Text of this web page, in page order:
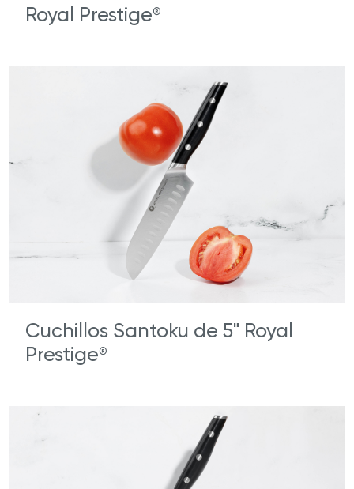
Royal Prestige®
Cuchillos Santoku de 5" Royal
Prestige®